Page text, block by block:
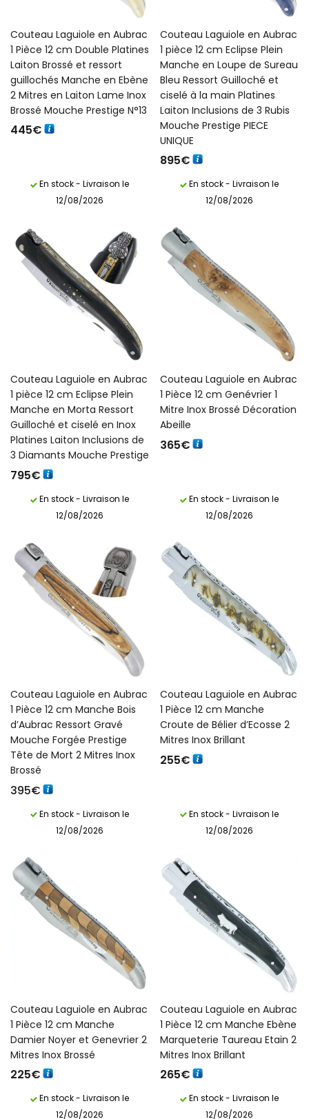
Couteau Laguiole en Aubrac
1 Pièce 12 cm Double Platines
Laiton Brossé et ressort
guillochés Manche en Ebène
2 Mitres en Laiton Lame Inox
Brossé Mouche Prestige N°13
445€
En stock - Livraison le
12/08/2026
Couteau Laguiole en Aubrac
1 pièce 12 cm Eclipse Plein
Manche en Loupe de Sureau
Bleu Ressort Guilloché et
ciselé à la main Platines
Laiton Inclusions de 3 Rubis
Mouche Prestige PIECE
UNIQUE
895€
En stock - Livraison le
12/08/2026
Couteau Laguiole en Aubrac
1 pièce 12 cm Eclipse Plein
Manche en Morta Ressort
Guilloché et ciselé en Inox
Platines Laiton Inclusions de
3 Diamants Mouche Prestige
795€
En stock - Livraison le
12/08/2026
Couteau Laguiole en Aubrac
1 Pièce 12 cm Genévrier 1
Mitre Inox Brossé Décoration
Abeille
365€
En stock - Livraison le
12/08/2026
Couteau Laguiole en Aubrac
1 Pièce 12 cm Manche Bois
d’Aubrac Ressort Gravé
Mouche Forgée Prestige
Tête de Mort 2 Mitres Inox
Brossé
395€
En stock - Livraison le
12/08/2026
Couteau Laguiole en Aubrac
1 Pièce 12 cm Manche
Croute de Bélier d’Ecosse 2
Mitres Inox Brillant
255€
En stock - Livraison le
12/08/2026
Couteau Laguiole en Aubrac
1 Pièce 12 cm Manche
Damier Noyer et Genevrier 2
Mitres Inox Brossé
225€
En stock - Livraison le
12/08/2026
Couteau Laguiole en Aubrac
1 Pièce 12 cm Manche Ebène
Marqueterie Taureau Etain 2
Mitres Inox Brillant
265€
En stock - Livraison le
12/08/2026